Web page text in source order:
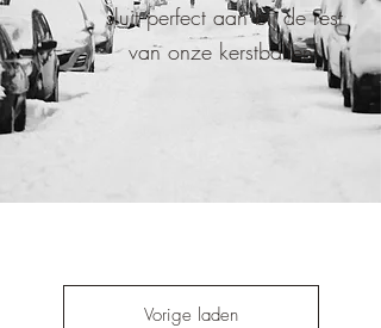
sluit perfect aan bij de rest
van onze kerstballen!
Vorige laden